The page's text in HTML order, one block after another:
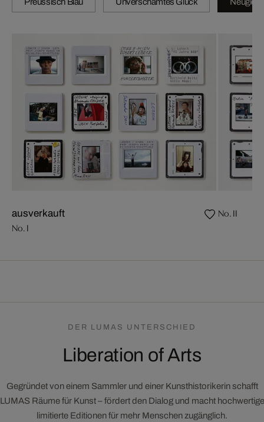
ausverkauft
No. I
No. II
DER LUMAS UNTERSCHIED
Liberation of Arts
Gegründet von einem Sammler und einer Kunsthistorikerin schafft
LUMAS Räume für Kunst – fördert den Dialog und macht hochwertige
limitierte Editionen für mehr Menschen zugänglich.